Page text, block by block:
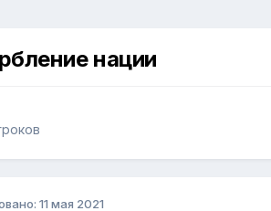
нации
11 мая 2021